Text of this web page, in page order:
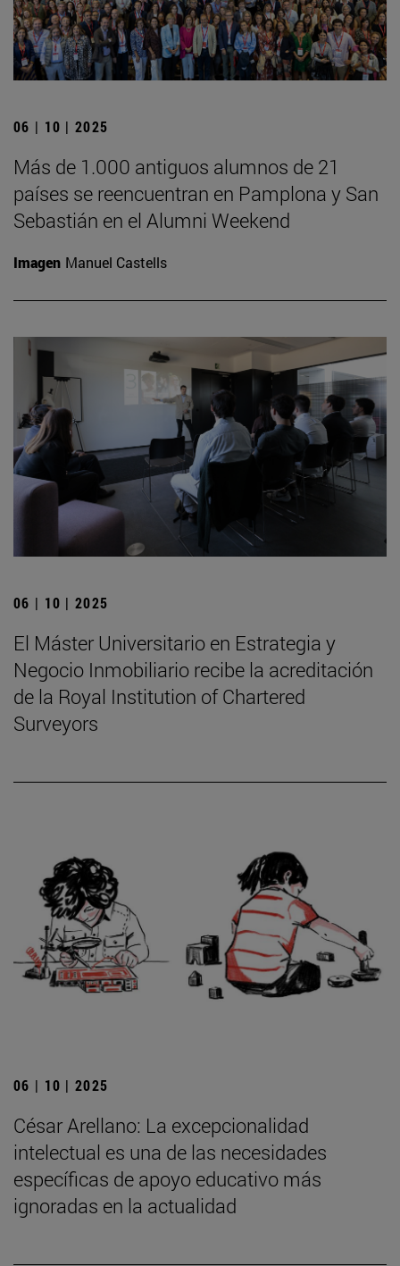
06 | 10 | 2025
Más de 1.000 antiguos alumnos de 21
países se reencuentran en Pamplona y San
Sebastián en el Alumni Weekend
Imagen Manuel Castells
06 | 10 | 2025
El Máster Universitario en Estrategia y
Negocio Inmobiliario recibe la acreditación
de la Royal Institution of Chartered
Surveyors
06 | 10 | 2025
César Arellano: La excepcionalidad
intelectual es una de las necesidades
específicas de apoyo educativo más
ignoradas en la actualidad